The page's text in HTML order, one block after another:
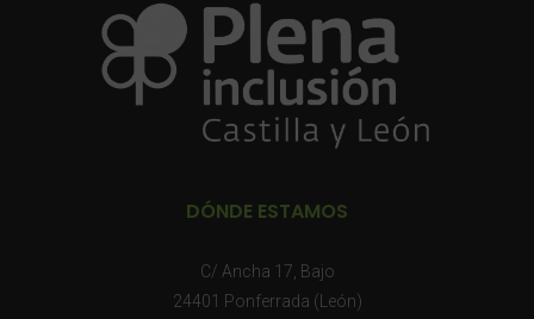
DÓNDE ESTAMOS
C/ Ancha 17, Bajo
24401 Ponferrada (León)